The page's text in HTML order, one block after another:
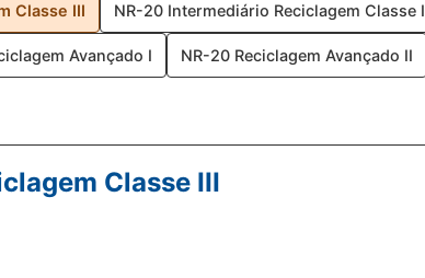
Classe III NR-20 Intermediário Reciclagem Classe I
Avançado I NR-20 Reciclagem Avançado II
Classe III